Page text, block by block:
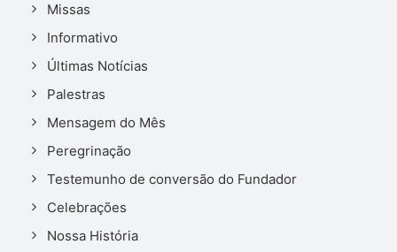
Missas
Informativo
Últimas Notícias
Palestras
Mensagem do Mês
Peregrinação
Testemunho de conversão do Fundador
Celebrações
Nossa História